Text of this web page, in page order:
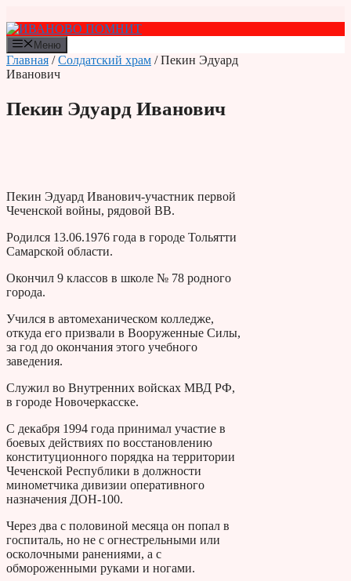
к
содержимому
Меню
Главная /Солдатский храм / Пекин Эдуард
Иванович
Пекин Эдуард Иванович
Пекин Эдуард Иванович-участник первой
Чеченской войны, рядовой ВВ.
Родился 13.06.1976 года в городе Тольятти
Самарской области.
Окончил 9 классов в школе № 78 родного
города.
Учился в автомеханическом колледже,
откуда его призвали в Вооруженные Силы,
за год до окончания этого учебного
заведения.
Служил во Внутренних войсках МВД РФ,
в городе Новочеркасске.
С декабря 1994 года принимал участие в
боевых действиях по восстановлению
конституционного порядка на территории
Чеченской Республики в должности
минометчика дивизии оперативного
назначения ДОН-100.
Через два с половиной месяца он попал в
госпиталь, но не с огнестрельными или
осколочными ранениями, а с
обмороженными руками и ногами.